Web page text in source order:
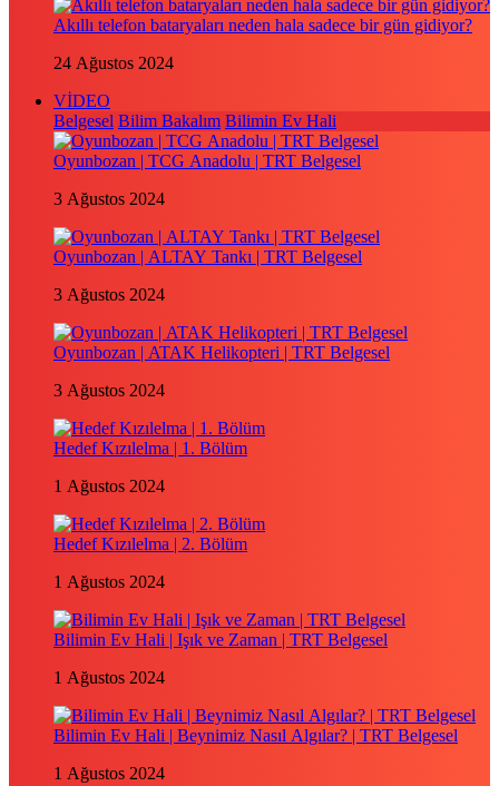
Akıllı telefon bataryaları neden hala sadece bir gün gidiyor?
24 Ağustos 2024
VİDEO
Belgesel Bilim Bakalım Bilimin Ev Hali
Oyunbozan | TCG Anadolu | TRT Belgesel
3 Ağustos 2024
Oyunbozan | ALTAY Tankı | TRT Belgesel
3 Ağustos 2024
Oyunbozan | ATAK Helikopteri | TRT Belgesel
3 Ağustos 2024
Hedef Kızılelma | 1. Bölüm
1 Ağustos 2024
Hedef Kızılelma | 2. Bölüm
1 Ağustos 2024
Bilimin Ev Hali | Işık ve Zaman | TRT Belgesel
1 Ağustos 2024
Bilimin Ev Hali | Beynimiz Nasıl Algılar? | TRT Belgesel
1 Ağustos 2024